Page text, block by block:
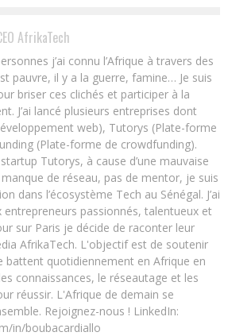
AfrikaTech
j’ai connu l’Afrique à travers des
pauvre, il y a la guerre, famine… Je suis
briser ces clichés et participer à la
J’ai lancé plusieurs entreprises dont
web), Tutorys (Plate-forme
(Plate-forme de crowdfunding).
Tutorys, à cause d’une mauvaise
de réseau, pas de mentor, je suis
dans l’écosystème Tech au Sénégal. J’ai
passionnés, talentueux et
sur Paris je décide de raconter leur
AfrikaTech. L'objectif est de soutenir
battent quotidiennement en Afrique en
connaissances, le réseautage et les
réussir. L'Afrique de demain se
Rejoignez-nous ! LinkedIn:
in/boubacardiallo